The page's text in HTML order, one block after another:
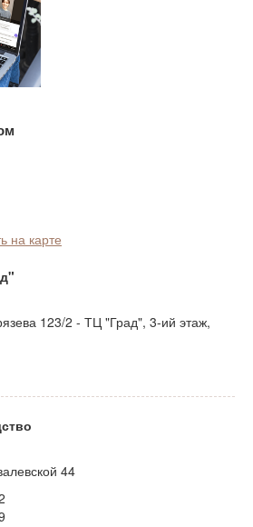
на карте
123/2 - ТЦ "Град", 3-ий этаж,
44